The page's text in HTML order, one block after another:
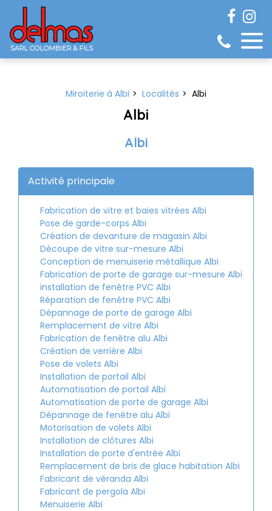
Miroiterie à Albi Localités Albi
Albi
Albi
Activité principale
Fabrication de vitre et baies vitrées Albi
Pose de garde-corps Albi
Création de devanture de magasin Albi
Découpe de vitre sur-mesure Albi
Conception de menuiserie métallique Albi
Fabrication de porte de garage sur-mesure Albi
installation de fenêtre PVC Albi
Réparation de fenêtre PVC Albi
Dépannage de porte de garage Albi
Remplacement de vitre Albi
Fabrication de fenêtre alu Albi
Création de verrière Albi
Pose de volets Albi
Installation de portail Albi
Automatisation de portail Albi
Automatisation de porte de garage Albi
Dépannage de fenêtre alu Albi
Motorisation de volets Albi
Installation de clôtures Albi
Installation de porte d'entrée Albi
Remplacement de bris de glace habitation Albi
Fabricant de véranda Albi
Fabricant de pergola Albi
Menuiserie Albi
Panneau de gestion des cookies